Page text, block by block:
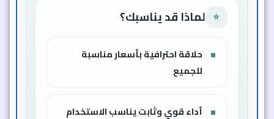
⭐ لماذا قد يناسبك؟
حلاقة احترافية بأسعار مناسبة
للجميع
أداء قوي وثابت يناسب الاستخدام